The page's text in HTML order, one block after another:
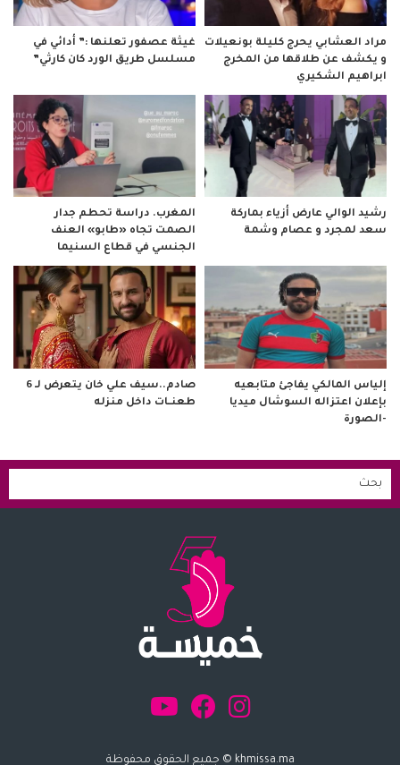
مراد العشابي يحرج كليلة بونعيلات
و يكشف عن طلاقها من المخرج
ابراهيم الشكيري
غيثة عصفور تعلنها :” أدائي في
مسلسل طريق الورد كان كارثي”
رشيد الوالي عارض أزياء بماركة
سعد لمجرد و عصام وشمة
المغرب. دراسة تحطم جدار
الصمت تجاه «طابو» العنف
الجنسي في قطاع السنيما
إلياس المالكي يفاجئ متابعيه
بإعلان اعتزاله السوشال ميديا
-الصورة
صادم..سيف علي خان يتعرض لـ 6
طعنــات داخل منزله
khmissa.ma © جميع الحقوق محفوظة